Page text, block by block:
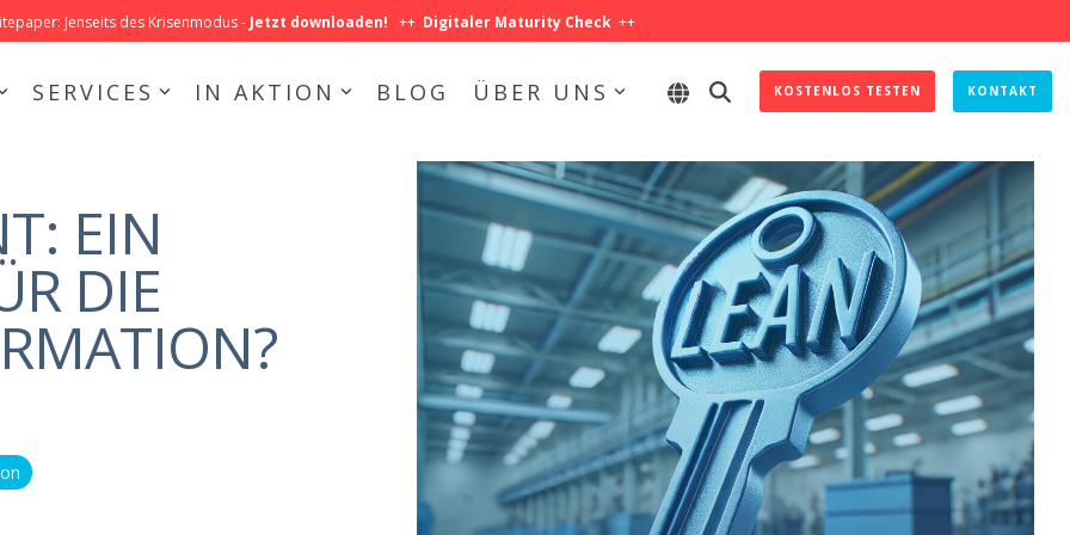
Jenseits des Krisenmodus - Jetzt downloaden! ++ Digitaler Maturity Check ++
SERVICES IN AKTION BLOG ÜBER UNS KOSTENLOS TESTEN KONTAKT
IHRE MITARBEITER SIND MEHR WERT
Mehr Produktivität, mehr Eigenverantwortung, mehr
Zufriedenheit für alle mit ValueStreamer
Effektive Führung
IHR SHOPFLOOR IST MEHR WERT
Steigern Sie Ihre Effizienz und maximieren Sie Ihre
Produktionsprozesse.
Effektives KPI-Management
Optimale Prozess-Steuerung
Effizientes Abweichungsmanagement
EIN
DIE